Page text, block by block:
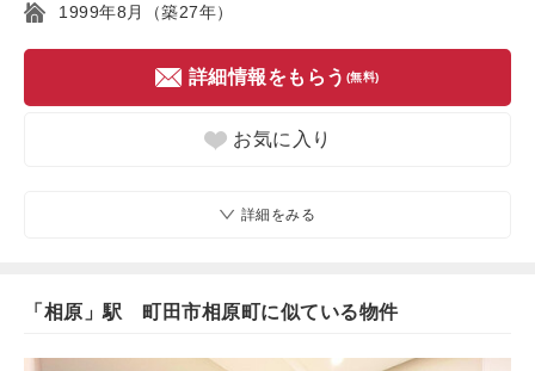
1999年8月（築27年）
詳細情報をもらう (無料)
お気に入り
詳細をみる
「相原」駅 町田市相原町に似ている物件